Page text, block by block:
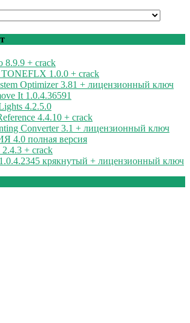
8.9.9 + crack
1.0.0 + crack
Optimizer 3.81 + лицензионный ключ
It 1.0.4.36591
4.2.5.0
4.4.10 + crack
Converter 3.1 + лицензионный ключ
4.0 полная версия
+ crack
крякнутый + лицензионный ключ